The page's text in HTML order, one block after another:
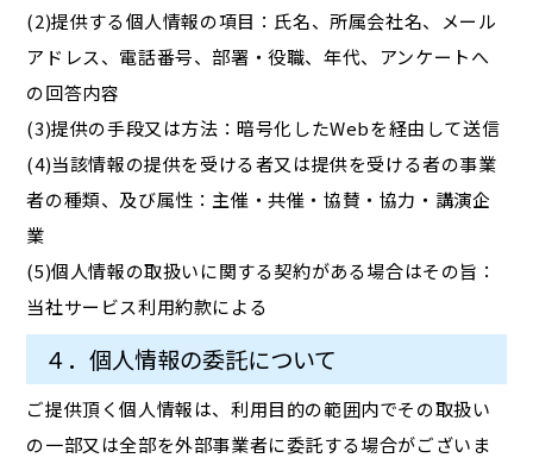
(2)提供する個人情報の項目：氏名、所属会社名、メール
アドレス、電話番号、部署・役職、年代、アンケートへ
の回答内容
(3)提供の手段又は方法：暗号化したWebを経由して送信
(4)当該情報の提供を受ける者又は提供を受ける者の事業
者の種類、及び属性：主催・共催・協賛・協力・講演企
業
(5)個人情報の取扱いに関する契約がある場合はその旨：
当社サービス利用約款による
４．個人情報の委託について
ご提供頂く個人情報は、利用目的の範囲内でその取扱い
の一部又は全部を外部事業者に委託する場合がございま